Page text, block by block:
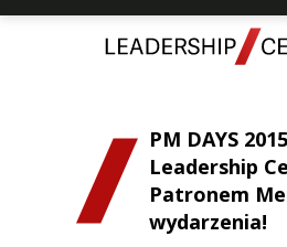
PM DAYS
Leadership
Patronem
wydarzenia!